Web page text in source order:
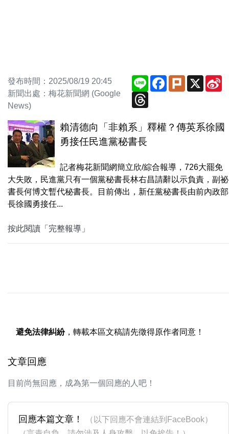
發布時間：2025/08/19 20:45
新聞出處：梅花新聞網 (Google
News)
Line Facebook
PlurkX
Threads
賴清德向「非賴系」釋權？傳英系徐國
勇接任民進黨秘書長
記者梅花新聞網簡立欣/綜合報導，726大罷免
大失敗，民進黨只有一個黨秘書長林右昌請辭以示負責，副祕
書長何博文暫代秘書長。目前傳出，新任黨秘書長由前內政部
長徐國勇接任...
按此閱讀「完整報導」
避免法律糾紛，轉載本區文稿請先徵得原作者同意！
文章回應
目前尚無回應，成為第一個回應的人吧！
回應本篇文章！
（以下回應不會連結到FaceBook）